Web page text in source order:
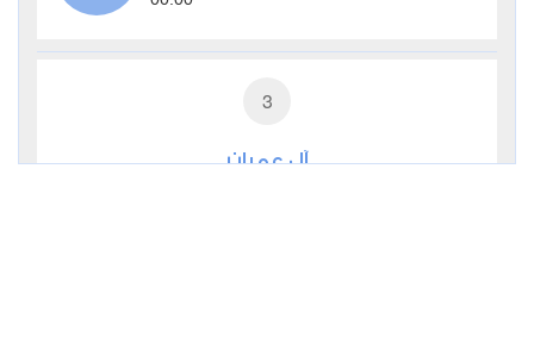
3
آل عمران